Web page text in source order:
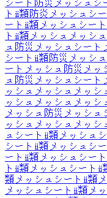
シート防災メッシュシ
トⅱ類防炎メッシュシ
ートⅱ類メッシュシー
トⅱ類メッシュメッシ
ュ防災メッシュシート
シートⅱ類防災メッシ
ートメッシュ防災メッ
ュ防災メッシュシート
ッシュメッシュメッシ
ッシュメッシュメッシ
メッシュ防災メッシ
ッシュメッシュメッシ
ュシートⅱ類メッシュ
シートⅱ類メッシュシ
ートⅱ類メッシュシー
トⅱ類メッシュシート
類メッシュシートⅱ類
メッシュシートⅱ類メ